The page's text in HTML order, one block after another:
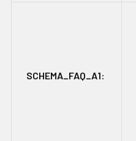
SCHEMA_FAQ_A1: